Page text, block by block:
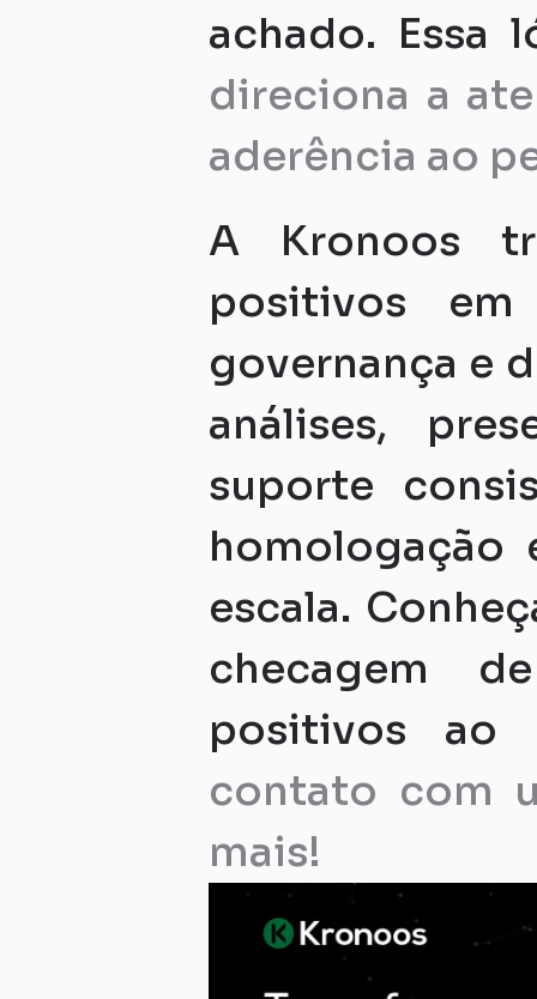
direciona a
aderência ao
A Kronoos
positivos
governança e
análises,
suporte
homologação
escala.
checagem
positivos ao
contato com
mais!